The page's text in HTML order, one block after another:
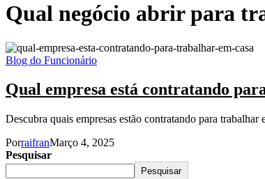
Qual negócio abrir para
Blog do Funcionário
Qual empresa está contratando
Descubra quais empresas estão contratando para
PorraifranMarço 4, 2025
Pesquisar
Pesquisar